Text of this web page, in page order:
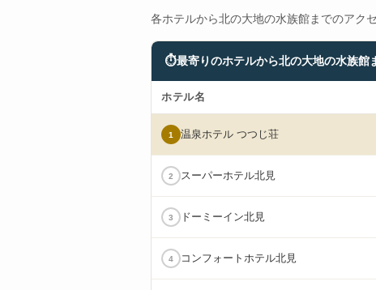
各ホテルから北の大地の水族館までのアク
⏱最寄りのホテルから北の大地の水族館
ホテル名
1 温泉ホテル つつじ荘
2 スーパーホテル北見
3 ドーミーイン北見
4 コンフォートホテル北見